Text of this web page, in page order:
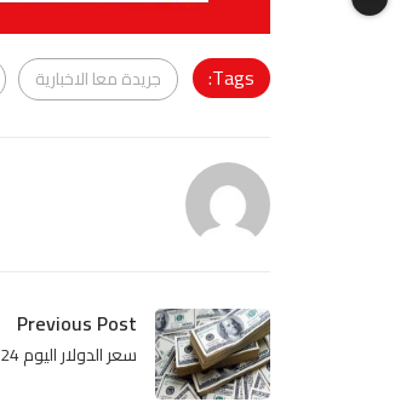
Tags: جريدة معا الاخبارية
Previous Post
سعر الدولار اليوم 24 / 6 / 2023